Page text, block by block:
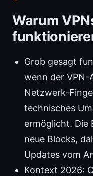
Warum
Grob gesagt
wenn der VPN-
Netzwerk-
technisches
ermöglicht. Die
neue Blocks,
Updates vom
Kontext 2026: